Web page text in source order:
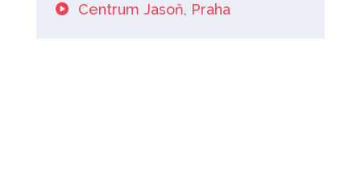
Centrum Jasoň, Praha